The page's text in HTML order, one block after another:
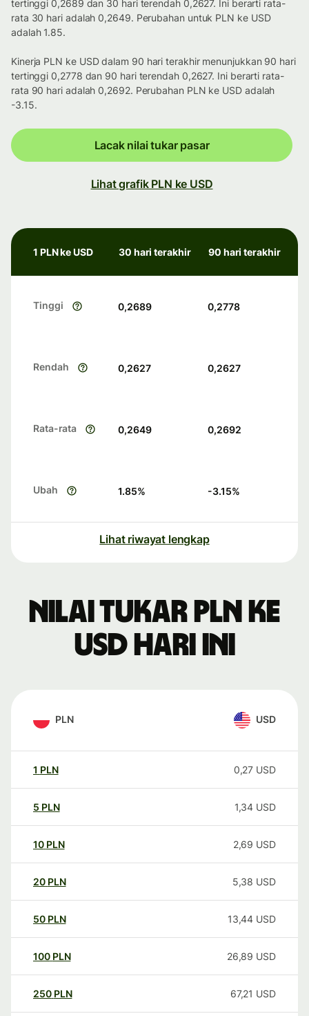
tertinggi 0,2689 dan 30 hari terendah 0,2627. Ini berarti rata-
rata 30 hari adalah 0,2649. Perubahan untuk PLN ke USD
adalah 1.85.
Kinerja PLN ke USD dalam 90 hari terakhir menunjukkan 90 hari
tertinggi 0,2778 dan 90 hari terendah 0,2627. Ini berarti rata-
rata 90 hari adalah 0,2692. Perubahan PLN ke USD adalah
-3.15.
Lacak nilai tukar pasar
Lihat grafik PLN ke USD
1 PLN ke USD 30 hari terakhir 90 hari terakhir
Tinggi 0,2689 0,2778
Rendah 0,2627 0,2627
Rata-rata 0,2649 0,2692
Ubah 1.85% -3.15%
Lihat riwayat lengkap
Nilai tukar PLN ke
USD hari ini
PLN USD
1 PLN 0,27 USD
5 PLN 1,34 USD
10 PLN 2,69 USD
20 PLN 5,38 USD
50 PLN 13,44 USD
100 PLN 26,89 USD
250 PLN 67,21 USD